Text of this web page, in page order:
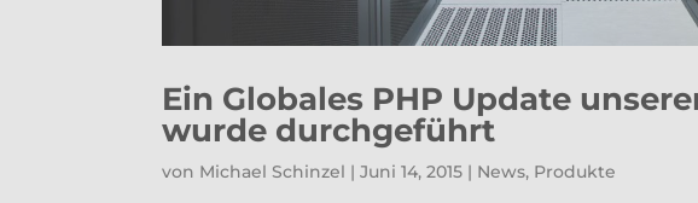
Ein Globales PHP Update
wurde durchgeführt
von Michael Schinzel |Juni 14, 2015 | News, Produkte